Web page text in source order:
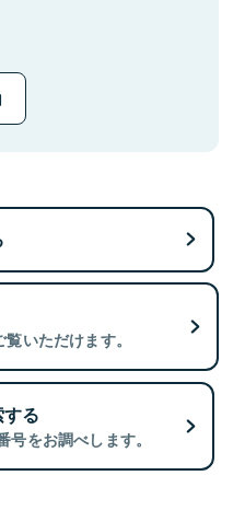
いただけます。
る
をお調べします。